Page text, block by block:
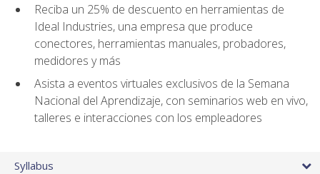
Reciba un 25% de descuento en herramientas de
Ideal Industries, una empresa que produce
conectores, herramientas manuales, probadores,
medidores y más
Asista a eventos virtuales exclusivos de la Semana
Nacional del Aprendizaje, con seminarios web en vivo,
talleres e interacciones con los empleadores
Syllabus